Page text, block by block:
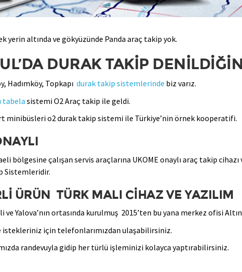
yerin altında ve gökyüzünde Panda araç takip yok.
DURAK TAKİP
Hadımköy, Topkapı durak takip sistemlerinde biz varız.
tabelasistemi O2 Araç takip ile geldi.
minibüsleri o2 durak takip sistemi ile Türkiye’nin örnek kooperatifi.
bölgesine çalışan servis araçlarına UKOME onaylı araç takip cihazı
Sistemleridir.
ÜRÜN TÜRK MALI CİHAZ VE YAZILIM
ve Yalova’nın ortasında kurulmuş 2015’ten bu yana merkez ofisi
istekleriniz için telefonlarımızdan ulaşabilirsiniz.
randevuyla gidip her türlü işleminizi kolayca yaptırabilirsiniz.